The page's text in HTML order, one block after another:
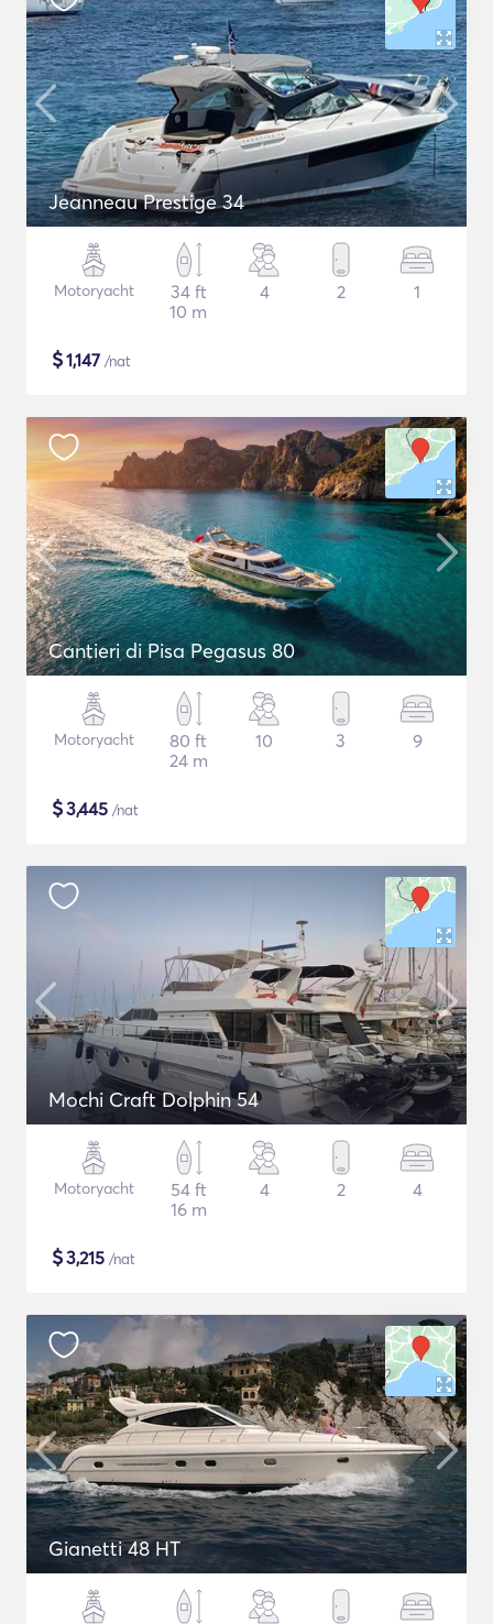
Jeanneau Prestige 34
Motoryacht
34 ft
10 m
4 2 1
$1,147 /nat
Cantieri di Pisa Pegasus 80
Motoryacht
80 ft
24 m
10 3 9
$3,445 /nat
Mochi Craft Dolphin 54
Motoryacht
54 ft
16 m
4 2 4
$3,215 /nat
Gianetti 48 HT